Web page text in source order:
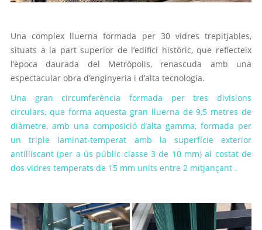
Una complex lluerna formada per 30 vidres trepitjables,
situats a la part superior de l’edifici històric, que reflecteix
l’època daurada del Metròpolis, renascuda amb una
espectacular obra d’enginyeria i d’alta tecnologia.
Una gran circumferència formada per tres divisions
circulars, que forma aquesta gran lluerna de 9,5 metres de
diàmetre, amb una composició d’alta gamma, formada per
un triple laminat-temperat amb la superfície exterior
antilliscant (per a ús públic classe 3 de 10 mm) al costat de
dos vidres temperats de 15 mm units entre 2 mitjançant .